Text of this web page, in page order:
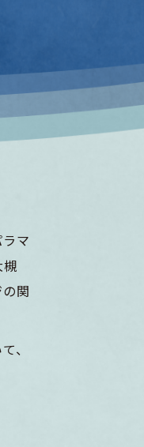
マ
関
、